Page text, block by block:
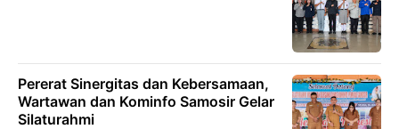
Pererat Sinergitas dan Kebersamaan,
Wartawan dan Kominfo Samosir Gelar
Silaturahmi